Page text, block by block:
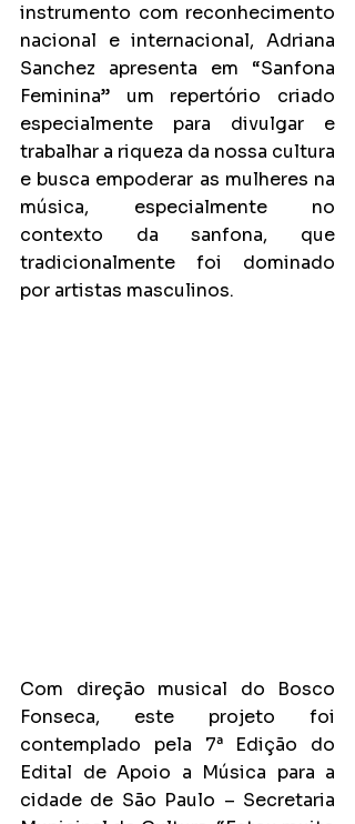
instrumento com reconhecimento
nacional e internacional, Adriana
Sanchez apresenta em “Sanfona
Feminina” um repertório criado
especialmente para divulgar e
trabalhar a riqueza da nossa cultura
e busca empoderar as mulheres na
música, especialmente no
contexto da sanfona, que
tradicionalmente foi dominado
por artistas masculinos.
Com direção musical do Bosco
Fonseca, este projeto foi
contemplado pela 7ª Edição do
Edital de Apoio a Música para a
cidade de São Paulo – Secretaria